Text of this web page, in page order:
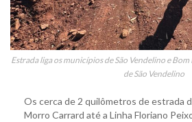
Estrada liga os municípios de São Vendelino e
de São Vendelino
Os cerca de 2 quilômetros de estrada
Morro Carrard até a Linha Floriano